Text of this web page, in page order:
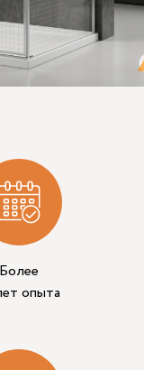
Более
опыта